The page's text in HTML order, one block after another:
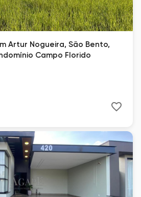
Artur Nogueira, São Bento,
Campo Florido